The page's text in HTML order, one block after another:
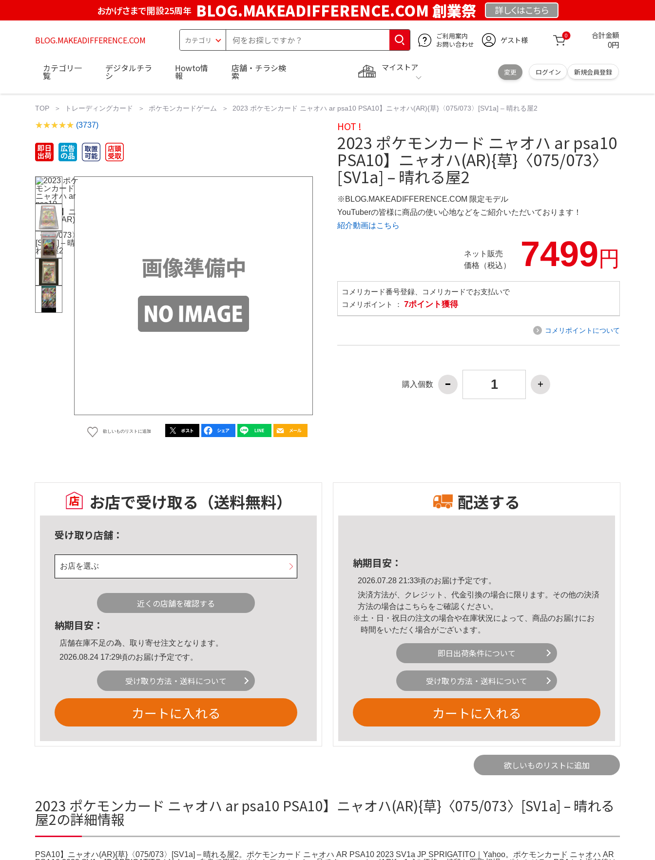
おかげさまで開設25周年 BLOG.MAKEADIFFERENCE.COM 創業祭 詳しくはこちら
BLOG.MAKEADIFFERENCE.COM
ご利用案内
お問い合わせ
ゲスト様 0 合計金額
0円
マイストア
変更 ログイン 新規会員登録
カテゴリ一
覧
デジタルチラ
シ
Howto情
報
店舗・チラシ検
索
TOP トレーディングカード ポケモンカードゲーム 2023 ポケモンカード ニャオハ ar psa10 PSA10】ニャオハ(AR){草}〈075/073〉[SV1a] – 晴れる屋2
(3737)
欲しいものリストに追加
HOT !
2023 ポケモンカード ニャオハ ar psa10
PSA10】ニャオハ(AR){草}〈075/073〉
[SV1a] – 晴れる屋2
※BLOG.MAKEADIFFERENCE.COM 限定モデル
YouTuberの皆様に商品の使い心地などをご紹介いただいております！
紹介動画はこちら
ネット販売
価格（税込）
7499円
コメリカード番号登録、コメリカードでお支払いで
コメリポイント ： 7ポイント獲得
コメリポイントについて
購入個数
お店で受け取る （送料無料）
受け取り店舗：
お店を選ぶ
近くの店舗を確認する
納期目安：
店舗在庫不足の為、取り寄せ注文となります。
2026.08.24 17:29頃のお届け予定です。
受け取り方法・送料について
カートに入れる
配送する
納期目安：
2026.07.28 21:33頃のお届け予定です。
決済方法が、クレジット、代金引換の場合に限ります。その他の決済
方法の場合はこちら をご確認ください。
※土・日・祝日の注文の場合や在庫状況によって、商品のお届けにお
時間をいただく場合がございます。
即日出荷条件について
受け取り方法・送料について
カートに入れる
欲しいものリストに追加
2023 ポケモンカード ニャオハ ar psa10 PSA10】ニャオハ(AR){草}〈075/073〉[SV1a] – 晴れる
屋2の詳細情報
PSA10】ニャオハ(AR){草}〈075/073〉[SV1a] – 晴れる屋2。ポケモンカード ニャオハ AR PSA10 2023 SV1a JP SPRIGATITO｜Yahoo。ポケモンカード ニャオハ AR